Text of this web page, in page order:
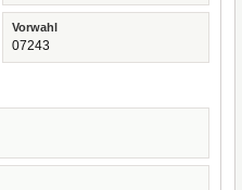
Vorwahl
07243